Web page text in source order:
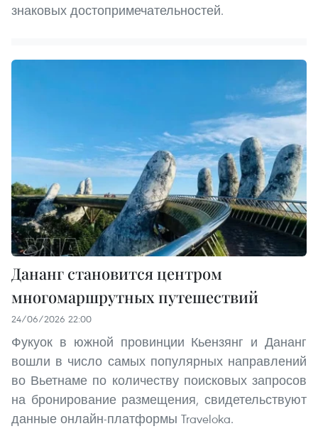
знаковых достопримечательностей.
Дананг становится центром
многомаршрутных путешествий
24/06/2026 22:00
Фукуок в южной провинции Кьензянг и Дананг
вошли в число самых популярных направлений
во Вьетнаме по количеству поисковых запросов
на бронирование размещения, свидетельствуют
данные онлайн-платформы Traveloka.